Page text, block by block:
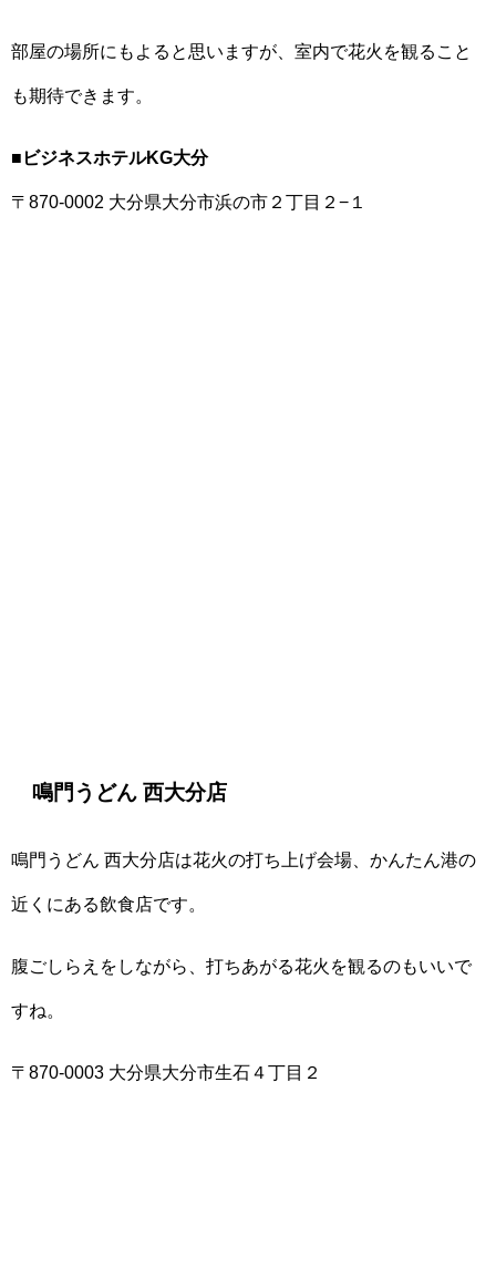
部屋の場所にもよると思いますが、室内で花火を観ること
も期待できます。
■ビジネスホテルKG大分
〒870-0002 大分県大分市浜の市２丁目２−１
鳴門うどん 西大分店
鳴門うどん 西大分店は花火の打ち上げ会場、かんたん港の
近くにある飲食店です。
腹ごしらえをしながら、打ちあがる花火を観るのもいいで
すね。
〒870-0003 大分県大分市生石４丁目２